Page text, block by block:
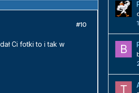
#10
Ci fotki to i tak w